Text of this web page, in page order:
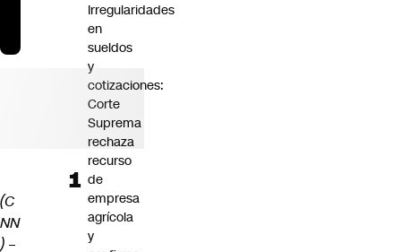
(C
NN
) –
Irregularidades
en
sueldos
y
cotizaciones:
Corte
Suprema
rechaza
recurso
de
empresa
agrícola
y